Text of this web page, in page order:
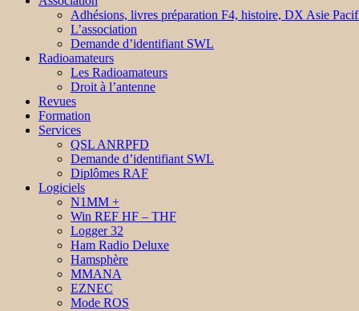
Adhésions, livres préparation F4, histoire, DX Asie
L’association
Demande d’identifiant SWL
Radioamateurs
Les Radioamateurs
Droit à l’antenne
Revues
Formation
Services
QSL ANRPFD
Demande d’identifiant SWL
Diplômes RAF
Logiciels
N1MM +
Win REF HF – THF
Logger 32
Ham Radio Deluxe
Hamsphère
MMANA
EZNEC
Mode ROS